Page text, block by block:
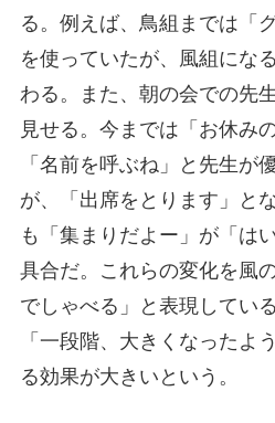
る。例えば、鳥組までは「
を使っていたが、風組にな
わる。また、朝の会での先
見せる。今までは「お休み
「名前を呼ぶね」と先生が
が、「出席をとります」と
も「集まりだよー」が「は
具合だ。これらの変化を風
でしゃべる」と表現してい
「一段階、大きくなったよ
る効果が大きいという。